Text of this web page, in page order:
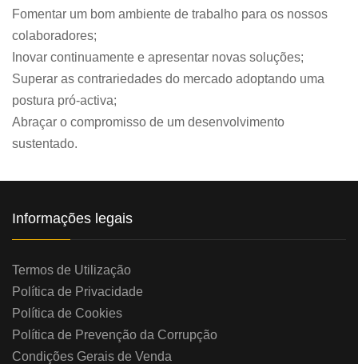
Fomentar um bom ambiente de trabalho para os nossos
colaboradores;
Inovar continuamente e apresentar novas soluções;
Superar as contrariedades do mercado adoptando uma
postura pró-activa;
Abraçar o compromisso de um desenvolvimento
sustentado.
Informações legais
Termos de Utilização
Política de Privacidade
Política de Cookies
Política de Prevenção da Corrupção
Condições Gerais de Venda